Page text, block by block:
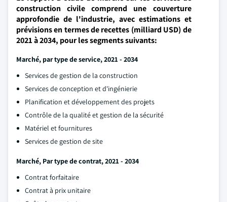
construction civile comprend une couverture
approfondie de l'industrie, avec estimations et
prévisions en termes de recettes (milliard USD) de
2021 à 2034, pour les segments suivants:
Marché, par type de service, 2021 - 2034
Services de gestion de la construction
Services de conception et d'ingénierie
Planification et développement des projets
Contrôle de la qualité et gestion de la sécurité
Matériel et fournitures
Services de gestion de site
Marché, Par type de contrat, 2021 - 2034
Contrat forfaitaire
Contrat à prix unitaire